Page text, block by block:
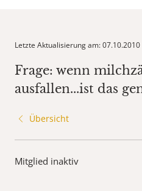
Letzte Aktualisierung am: 07.10.2010
Frage: wenn
ausfallen...ist das
Übersicht
Mitglied inaktiv